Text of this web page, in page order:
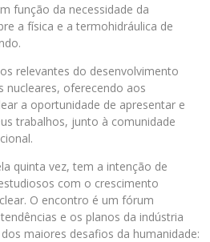
função da necessidade da
a física e a termohidráulica de
relevantes do desenvolvimento
nucleares, oferecendo aos
a oportunidade de apresentar e
trabalhos, junto à comunidade
quinta vez, tem a intenção de
com o crescimento
O encontro é um fórum
e os planos da indústria
maiores desafios da humanidade: